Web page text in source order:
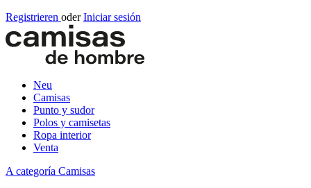
Registrieren oder Iniciar sesión
Neu
Camisas
Punto y sudor
Polos y camisetas
Ropa interior
Venta
A categoría Camisas